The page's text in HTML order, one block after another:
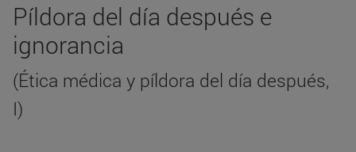
Píldora del día después e
ignorancia
(Ética médica y píldora del día después,
I)